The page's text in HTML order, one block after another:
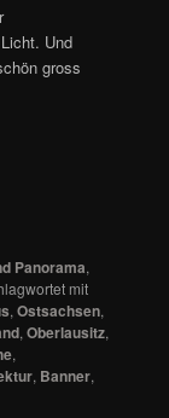
Und
gross
Panorama,
mit
,Ostsachsen,
,Oberlausitz,
,
, Banner,